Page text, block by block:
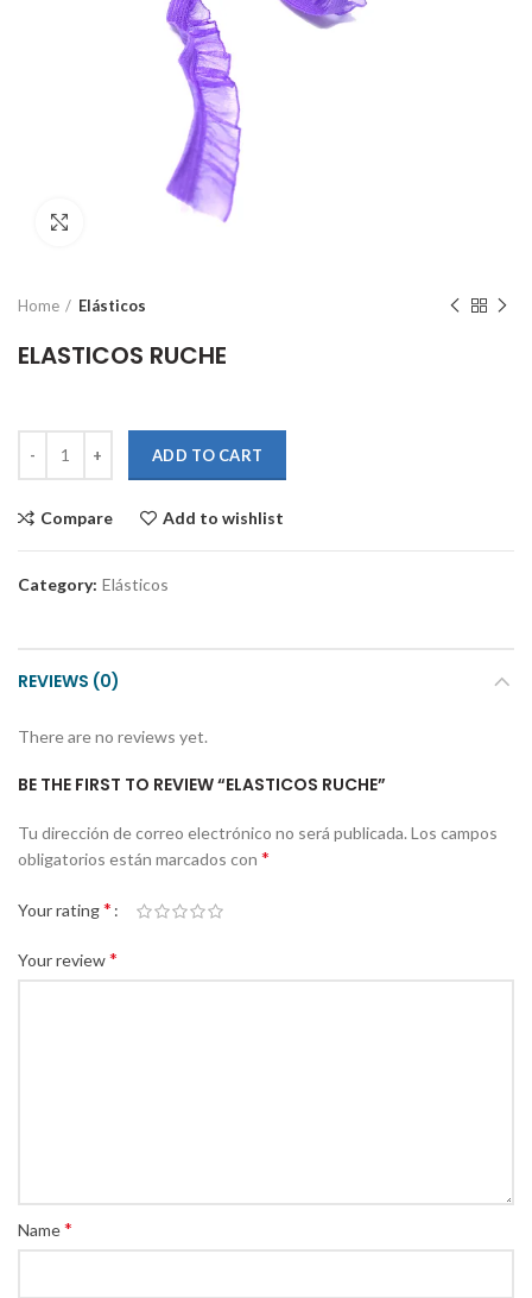
Home Elásticos
ELASTICOS RUCHE
ADD TO CART
Compare Add to wishlist
Category: Elásticos
REVIEWS (0)
There are no reviews yet.
BE THE FIRST TO REVIEW “ELASTICOS RUCHE”
Tu dirección de correo electrónico no será publicada. Los campos
obligatorios están marcados con *
Your rating*
Your review*
Name*